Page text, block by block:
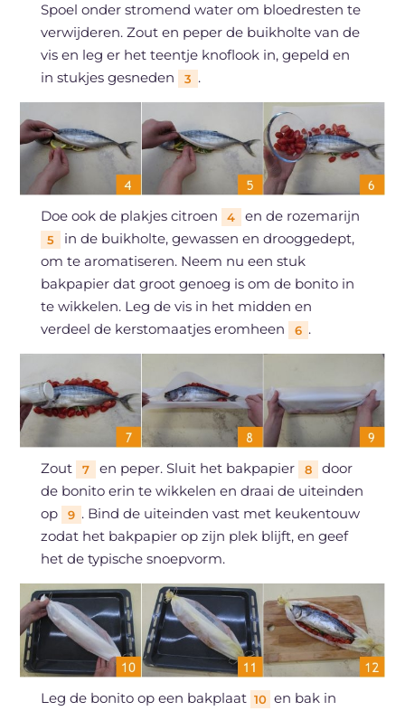
Spoel onder stromend water om bloedresten te
verwijderen. Zout en peper de buikholte van de
vis en leg er het teentje knoflook in, gepeld en
in stukjes gesneden
3 .
Doe ook de plakjes citroen 4 en de rozemarijn
5
in de buikholte, gewassen en drooggedept,
om te aromatiseren. Neem nu een stuk
bakpapier dat groot genoeg is om de bonito in
te wikkelen. Leg de vis in het midden en
verdeel de kerstomaatjes eromheen
6 .
Zout 7 en peper. Sluit het bakpapier 8
door
de bonito erin te wikkelen en draai de uiteinden
op
9 . Bind de uiteinden vast met keukentouw
zodat het bakpapier op zijn plek blijft, en geef
het de typische snoepvorm.
Leg de bonito op een bakplaat 10 en bak in